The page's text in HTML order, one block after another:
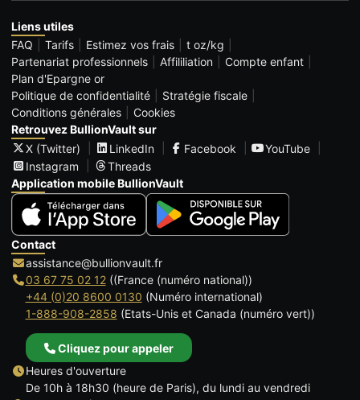
Liens utiles
FAQ
Tarifs Estimez vos frais
t oz/kg
Partenariat professionnels
Affililiation
Compte enfant
Plan d'Epargne or
Politique de confidentialité
Stratégie fiscale
Conditions générales
Cookies
Retrouvez BullionVault sur
X (Twitter)
LinkedIn Facebook
YouTube
Instagram
Threads
Application mobile BullionVault
Contact
assistance@bullionvault.fr
03 67 75 02 12((France (numéro national))
+44 (0)20 8600 0130 (Numéro international)
1-888-908-2858 (Etats-Unis et Canada (numéro vert))
Cliquez pour appeler
Heures d'ouverture
De 10h à 18h30 (heure de Paris), du lundi au vendredi